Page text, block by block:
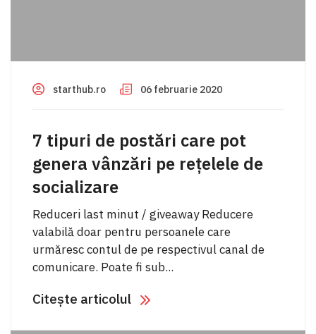
starthub.ro 06 februarie 2020
7 tipuri de postări care pot
genera vânzări pe rețelele de
socializare
Reduceri last minut / giveaway Reducere
valabilă doar pentru persoanele care
urmăresc contul de pe respectivul canal de
comunicare. Poate fi sub...
Citește articolul